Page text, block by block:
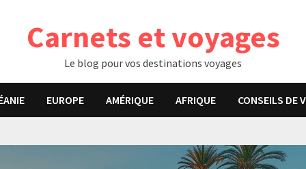
Carnets et voyages
Le blog pour vos destinations voyages
EUROPE AMÉRIQUE AFRIQUE CONSEILS DE